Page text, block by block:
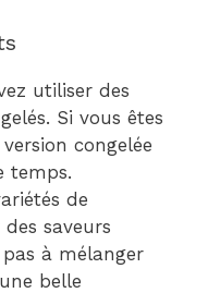
utiliser des
Si vous êtes
congelée
temps.
de
saveurs
à mélanger
belle